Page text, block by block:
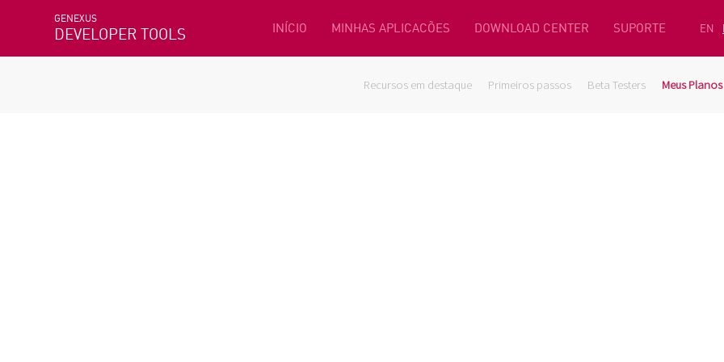
GENEXUS
DEVELOPER TOOLS INÍCIO MINHAS APLICACÕES DOWNLOAD CENTER SUPORTE EN
Recursos em destaque Primeiros passos Beta Testers Meus Planos